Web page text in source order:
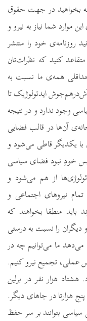
بخواهید در جهت حقوق
موارد شما نیاز به نیرو و
روزنامه‌ی خود را منتشر
کنید که نظرات‌تان
همه‌ی ما نسبت به
ایدئولوژیک تا
وجود ندارد و در نتیجه
آن‌ها در قالب فضایی
با یکدیگر قاطی می‌شود و
خودِ نبود فضای سیاسی
از هم می‌شود و
نیروهای اجتماعی و
باید منطقا بخواهند که
دیگران را نسبت به درستی
ما می‌توانیم چه در
تجمیع نیرو کنیم.
هزار نفر در برلین
هزارتا در جاهای دیگر.
بتوانند بر سر حفظ